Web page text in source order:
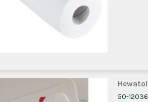
Hewatol
50-12036